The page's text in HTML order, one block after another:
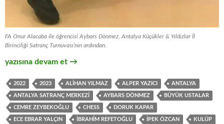
FA Onur Alacaba ile öğrencisi Aybars Dönmez, Antalya Küçükler & Yıldızlar İl
Birinciliği Satranç Turnuvası’nın ardından.
Antalya Küçükler & Yıldızlar İl Birinciliği Satranç Turnuvası
yazısına devam et →
2022 2023 ALIHAN YILMAZ ALPER YAZICI ANTALYA
ANTALYA SATRANÇ MERKEZI AYBARS DÖNMEZ BÜYÜK USTALAR
CEMRE ZEYBEKOĞLU CHESS DORUK KAPAR
ECE EBRAR YALÇIN İBRAHIM REFETOĞLU İPEK ÖZCAN KULÜP